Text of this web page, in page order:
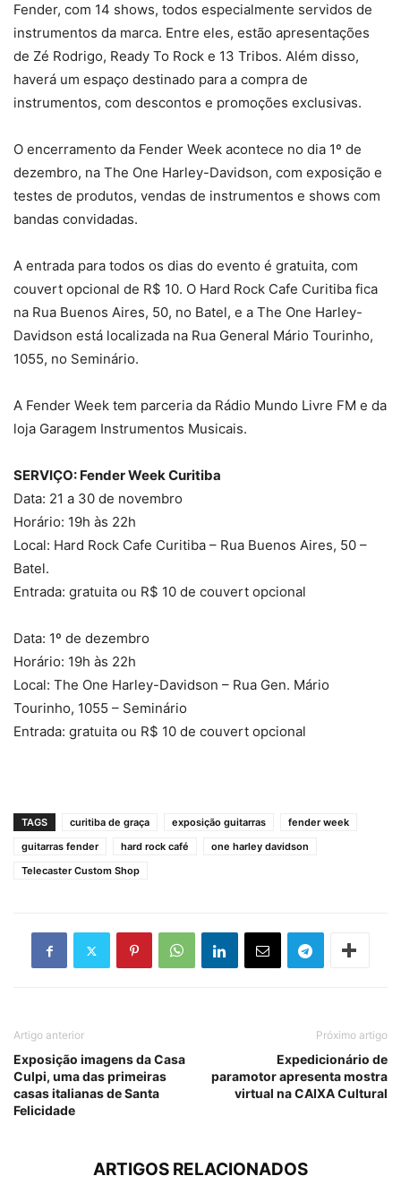
Fender, com 14 shows, todos especialmente servidos de
instrumentos da marca. Entre eles, estão apresentações
de Zé Rodrigo, Ready To Rock e 13 Tribos. Além disso,
haverá um espaço destinado para a compra de
instrumentos, com descontos e promoções exclusivas.
O encerramento da Fender Week acontece no dia 1º de
dezembro, na The One Harley-Davidson, com exposição e
testes de produtos, vendas de instrumentos e shows com
bandas convidadas.
A entrada para todos os dias do evento é gratuita, com
couvert opcional de R$ 10. O Hard Rock Cafe Curitiba fica
na Rua Buenos Aires, 50, no Batel, e a The One Harley-
Davidson está localizada na Rua General Mário Tourinho,
1055, no Seminário.
A Fender Week tem parceria da Rádio Mundo Livre FM e da
loja Garagem Instrumentos Musicais.
SERVIÇO: Fender Week Curitiba
Data: 21 a 30 de novembro
Horário: 19h às 22h
Local: Hard Rock Cafe Curitiba – Rua Buenos Aires, 50 –
Batel.
Entrada: gratuita ou R$ 10 de couvert opcional
Data: 1º de dezembro
Horário: 19h às 22h
Local: The One Harley-Davidson – Rua Gen. Mário
Tourinho, 1055 – Seminário
Entrada: gratuita ou R$ 10 de couvert opcional
TAGS curitiba de graça exposição guitarras
fender week
guitarras fender
hard rock café
one harley davidson
Telecaster Custom Shop
Artigo anterior
Exposição imagens da Casa
Culpi, uma das primeiras
casas italianas de Santa
Felicidade
Próximo artigo
Expedicionário de
paramotor apresenta mostra
virtual na CAIXA Cultural
ARTIGOS RELACIONADOS